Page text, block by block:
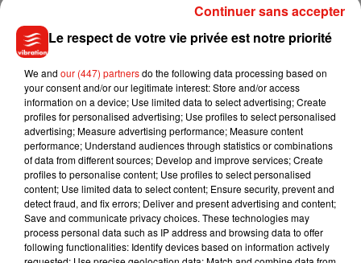
into this mess, you can cough at me for the rest of your lives. If
it’s a contest, babies, you win. #spreadthelove
#spreadthegerms #pleasegivememyvoiceback
#ificansingimgonnakillit
Une publication partagée parP!NK (@pink) le 3 Févr. 2018 à 12 :37 PST
La troisième pour Justin
Justin Timberlake est un habitué de la performance au Super
Bowl, puisqu’il y chantera pour la troisième fois de sa
carrière. La première, c’était en 2001 alors qu’il était encore
membre du groupe NSYNC. Et la deuxième, c’était, bien sûr,
comment l’oublier, en 2004, avec Janet Jackson. Une
prestation qui est restée dans les mémoires de tous les
Le respect de votre vie privée est notre priorité
We and our (447) partnersdo the following data processing based on
your consent and/or our legitimate interest: Store and/or access
information on a device; Use limited data to select advertising; Create
profiles for personalised advertising; Use profiles to select personalised
advertising; Measure advertising performance; Measure content
performance; Understand audiences through statistics or combinations
of data from different sources; Develop and improve services; Create
profiles to personalise content; Use profiles to select personalised
content; Use limited data to select content; Ensure security, prevent and
detect fraud, and fix errors; Deliver and present advertising and content;
Save and communicate privacy choices. These technologies may
process personal data such as IP address and browsing data to offer
following functionalities: Identify devices based on information actively
Continuer sans accepter